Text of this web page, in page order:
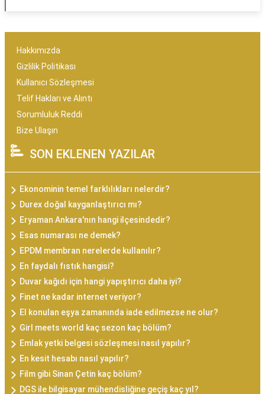
Hakkımızda
Gizlilik Politikası
Kullanıcı Sözleşmesi
Telif Hakları ve Alıntı
Sorumluluk Reddi
Bize Ulaşın
SON EKLENEN YAZILAR
Ekonominin temel farklılıkları nelerdir?
Durex doğal kayganlaştırıcı mı?
Eryaman Ankara'nın hangi ilçesindedir?
Esas numarası ne demek?
EPDM membran nerelerde kullanılır?
En faydalı fıstık hangisi?
Duvar kağıdı için hangi yapıştırıcı daha iyi?
Finet ne kadar internet veriyor?
El konulan eşya zamanında iade edilmezse ne olur?
Girl meets world kaç sezon kaç bölüm?
Emlak yetki belgesi sözleşmesi nasıl yapılır?
En kesit hesabı nasıl yapılır?
Film gibi Sinan Çetin kaç bölüm?
DGS ile bilgisayar mühendisliğine geçiş kaç yıl?